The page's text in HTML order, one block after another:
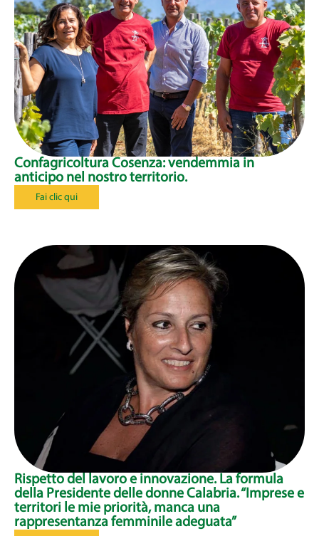
Confagricoltura Cosenza: vendemmia in
anticipo nel nostro territorio.
Fai clic qui
Rispetto del lavoro e innovazione. La formula
della Presidente delle donne Calabria. “Imprese e
territori le mie priorità, manca una
rappresentanza femminile adeguata”